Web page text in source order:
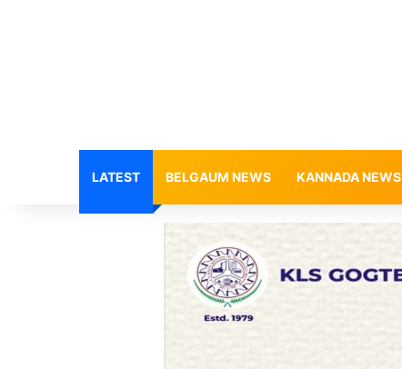
LATEST BELGAUM NEWS KANNADA NEWS